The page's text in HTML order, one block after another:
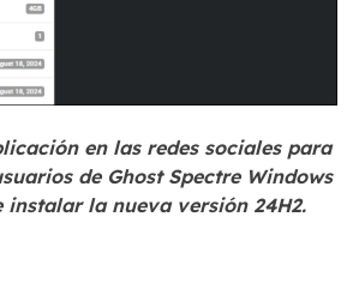
en las redes sociales para
de Ghost Spectre Windows
instalar la nueva versión 24H2.